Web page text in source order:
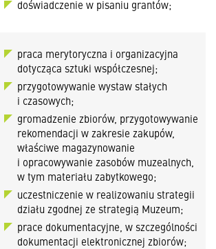
doświadczenie w pisaniu grantów;
praca merytoryczna i organizacyjna
dotycząca sztuki współczesnej;
przygotowywanie wystaw stałych
i czasowych;
gromadzenie zbiorów, przygotowywanie
rekomendacji w zakresie zakupów,
właściwe magazynowanie
i opracowywanie zasobów muzealnych,
w tym materiału zabytkowego;
uczestniczenie w realizowaniu strategii
działu zgodnej ze strategią Muzeum;
prace dokumentacyjne, w szczególności
dokumentacji elektronicznej zbiorów;